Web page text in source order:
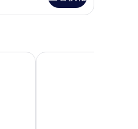
米格霍恩伊維薩套房飯